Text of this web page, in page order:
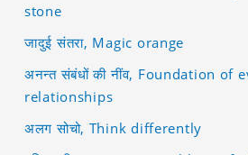
stone
जादुई संतरा, Magic orange
अनन्त संबंधों की नींव, Foundation of
relationships
अलग सोचो, Think differently